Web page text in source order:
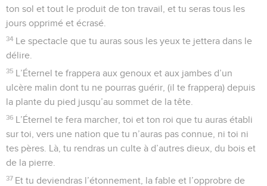
ton sol et tout le produit de ton travail, et tu seras tous les
jours opprimé et écrasé.
34 Le spectacle que tu auras sous les yeux te jettera dans le
délire.
35 L’Éternel te frappera aux genoux et aux jambes d’un
ulcère malin dont tu ne pourras guérir, (il te frappera) depuis
la plante du pied jusqu’au sommet de la tête.
36 L’Éternel te fera marcher, toi et ton roi que tu auras établi
sur toi, vers une nation que tu n’auras pas connue, ni toi ni
tes pères. Là, tu rendras un culte à d’autres dieux, du bois et
de la pierre.
37 Et tu deviendras l’étonnement, la fable et l’opprobre de